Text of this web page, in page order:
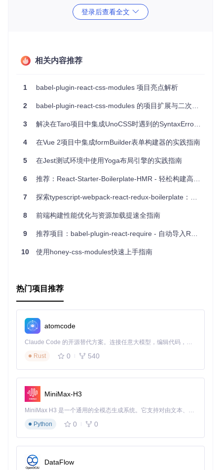
(styles.someClass
const styles = {
确保了每个组件的样式不会相互干扰。
应用场景
这款插件非常适合于Node.js后端开发或是构建库或框架时使
用，它可以避免类名冲突，使得CSS更为模块化。尤其对于那
些希望在非浏览器环境中利用CSS Modules的人来说，这是一
个非常棒的选择。
项目特点
兼容性广泛 ：支持Babel 6和Babel 7，最新版本1.4.0已经
灵活性高：可以自定义配置项，包括类名转换规则、预处
使用，只需简单配置即可。
提取CSS文件
合并到一个文件中，方便使用者导入。
安装与使用
要安装这个插件，只需在你的项目中运行以下命令：
然后在.babelrc 配置文件中添加如下内容：
{
"plugins": [ "css-modules-transform"
当然，你可以根据实际需要添加自定义选项，参考上面的示
例。
登录后查看全文
相关内容推荐
1 babel-plugin-react-css-modules 项目亮点解析
2 babel-plugin-react-css-modules 的项目扩展与二次开发
3 解决在Taro项目中集成UnoCSS时遇到的SyntaxError问题
4 在Vue 2项目中集成formBuilder表单构建器的实践指南
5 在Jest测试环境中使用Yoga布局引擎的实践指南
6 推荐：React-Starter-Boilerplate-HMR - 轻松构建高性能React应用
7 探索typescript-webpack-react-redux-boilerplate：现代Web应用的高效启动器
8 前端构建性能优化与资源加载提速全指南
9 推荐项目：babel-plugin-react-require - 自动导入React的神奇插件
10 使用honey-css-modules快速上手指南
热门项目推荐
atomcode
Claude Code 的开源替代方案。连接任意大模型，编辑代码，运行命令，自动验证 — 全自动执行。用 Rust 构建，极致性能。 ｜ An open-source alternative to Claude Code. Connect any LLM, edit code, run commands, and verify changes — autonomously. Built in Rust for speed. Get Started
Rust
0 540
MiniMax-H3
MiniMax H3 是一个通用的全模态生成系统。它支持对由文本、图像、视频和音频组成的多模态上下文进行统一理解，并能生成分辨率高达 2K、时长可达 15 秒的带原生立体声音频的视频。得益于面向任务泛化的系统设计，H3 在预训练阶段就已具备广泛的多模态上下文理解与生成能力，能够出色地执行复杂的多模态指令。
Python
0 0
DataFlow